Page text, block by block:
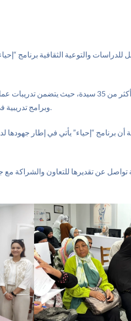
والتوعية الثقافية برنامج
ويستهدف البرنامج أكثر من 35
برنامج “إحياء” يأتي في إطار جهودها
عن تقديرها للتعاون والشراكة مع